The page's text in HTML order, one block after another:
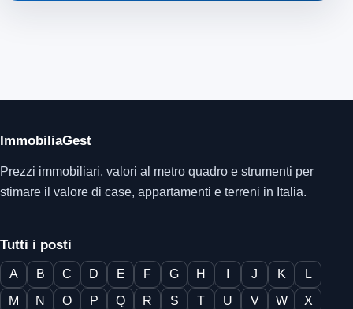
ImmobiliaGest
Prezzi immobiliari, valori al metro quadro e strumenti per
stimare il valore di case, appartamenti e terreni in Italia.
Tutti i posti
A B C D E F G H J K
L
M
N O P Q R S T U V W X